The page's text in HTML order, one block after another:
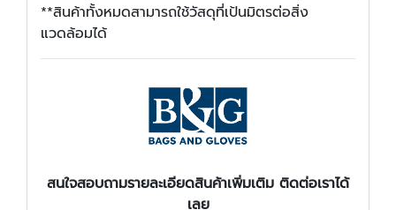
**สินค้าทั้งหมดสามารถใช้วัสดุที่เป้นมิตรต่อสิ่ง
แวดล้อมได้
สนใจสอบถามรายละเอียดสินค้าเพิ่มเติม ติดต่อเราได้
เลย